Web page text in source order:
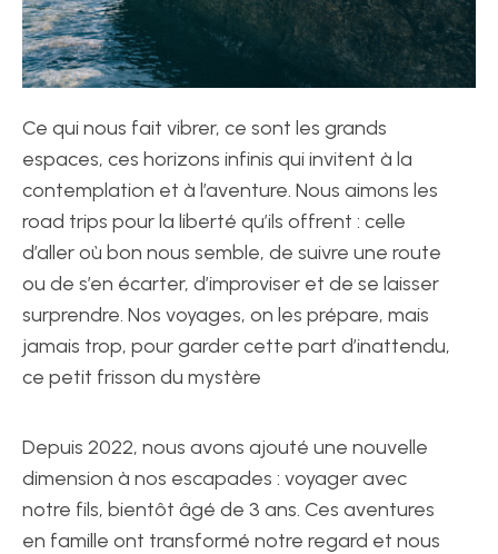
Ce qui nous fait vibrer, ce sont les grands
espaces, ces horizons infinis qui invitent à la
contemplation et à l’aventure. Nous aimons les
road trips pour la liberté qu’ils offrent : celle
d’aller où bon nous semble, de suivre une route
ou de s’en écarter, d’improviser et de se laisser
surprendre. Nos voyages, on les prépare, mais
jamais trop, pour garder cette part d’inattendu,
ce petit frisson du mystère
Depuis 2022, nous avons ajouté une nouvelle
dimension à nos escapades : voyager avec
notre fils, bientôt âgé de 3 ans. Ces aventures
en famille ont transformé notre regard et nous